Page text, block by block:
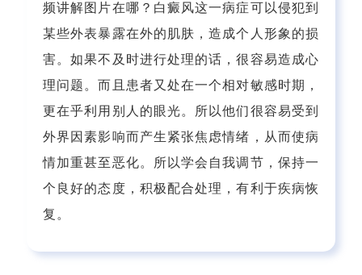
频讲解图片在哪？白癜风这一病症可以侵犯到
某些外表暴露在外的肌肤，造成个人形象的损
害。如果不及时进行处理的话，很容易造成心
理问题。而且患者又处在一个相对敏感时期，
更在乎利用别人的眼光。所以他们很容易受到
外界因素影响而产生紧张焦虑情绪，从而使病
情加重甚至恶化。所以学会自我调节，保持一
个良好的态度，积极配合处理，有利于疾病恢
复。